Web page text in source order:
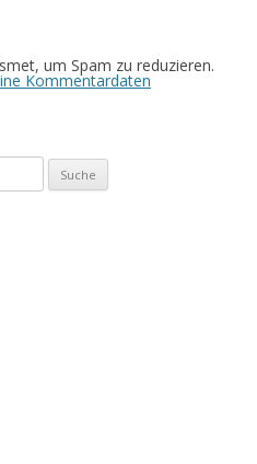
um Spam zu reduzieren.
Kommentardaten